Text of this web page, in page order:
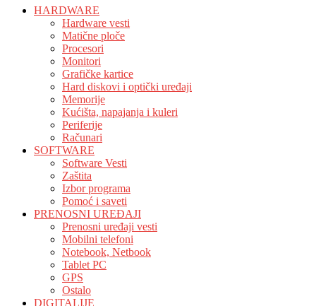
HARDWARE
Hardware vesti
Matične ploče
Procesori
Monitori
Grafičke kartice
Hard diskovi i optički uređaji
Memorije
Kućišta, napajanja i kuleri
Periferije
Računari
SOFTWARE
Software Vesti
Zaštita
Izbor programa
Pomoć i saveti
PRENOSNI UREĐAJI
Prenosni uređaji vesti
Mobilni telefoni
Notebook, Netbook
Tablet PC
GPS
Ostalo
DIGITALIJE